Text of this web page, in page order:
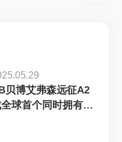
贝博艾弗森远征A2
球首个同时拥有中